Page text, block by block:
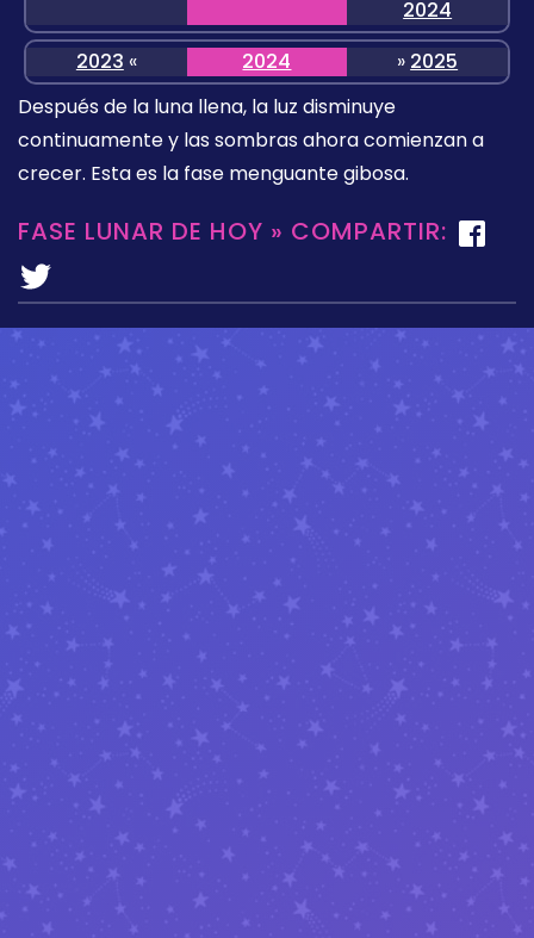
2024
2023 « 2024 » 2025
Después de la luna llena, la luz disminuye
continuamente y las sombras ahora comienzan a
crecer. Esta es la fase menguante gibosa.
FASE LUNAR DE HOY » COMPARTIR: